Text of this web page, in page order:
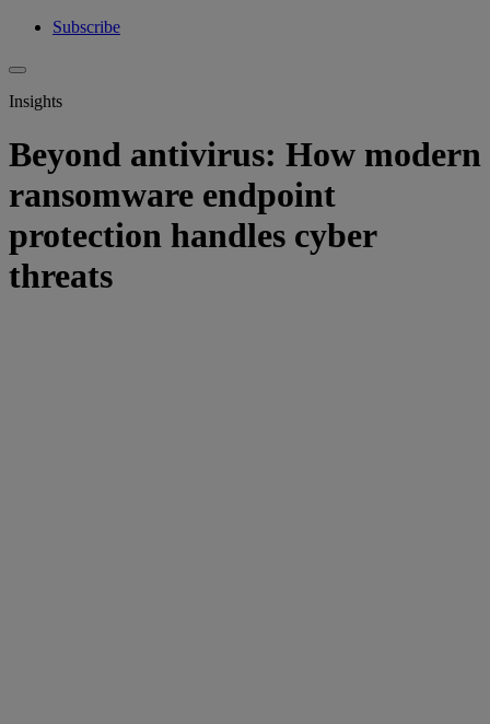
Subscribe
Insights
Beyond antivirus: How modern
ransomware endpoint
protection handles cyber
threats